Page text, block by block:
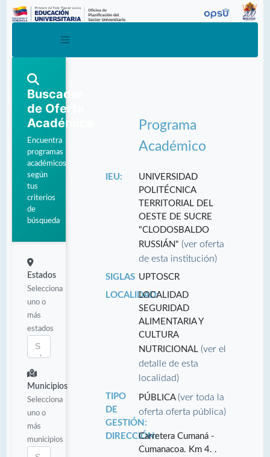
Buscador
de Oferta
Académica
Encuentra
programas
académicos
según
tus
criterios
de
búsqueda
Estados
Selecciona
uno o
más
estados
Municipios
Selecciona
uno o
más
municipios
Programa
Académico
IEU:
UNIVERSIDAD
POLITÉCNICA
TERRITORIAL DEL
OESTE DE SUCRE
"CLODOSBALDO
RUSSIÁN"(ver oferta
de esta institución)
SIGLAS UPTOSCR
LOCALIDAD:LOCALIDAD
SEGURIDAD
ALIMENTARIA Y
CULTURA
NUTRICIONAL(ver el
detalle de esta
localidad)
TIPO
DE
GESTIÓN:
PÚBLICA(ver toda la
oferta oferta pública)
DIRECCIÓN:Carretera Cumaná -
Cumanacoa. Km 4. .